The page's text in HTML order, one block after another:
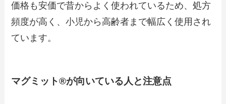
価格も安価で昔からよく使われているため、処方
頻度が高く、小児から高齢者まで幅広く使用され
ています。
マグミット®が向いている人と注意点